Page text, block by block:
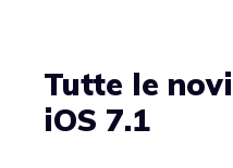
Tutte le
iOS 7.1